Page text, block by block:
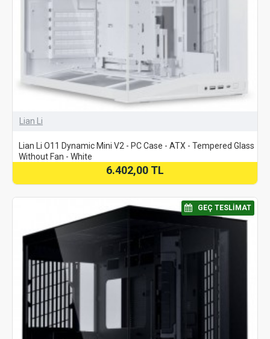
Lian Li
Lian Li O11 Dynamic Mini V2 - PC Case - ATX - Tempered Glass
Without Fan - White
6.402,00 TL
⠀GEÇ TESLIMAT